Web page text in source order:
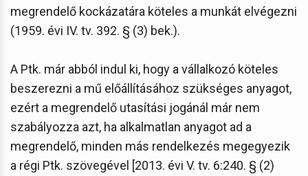
megrendelő kockázatára köteles a munkát elvégezni
(1959. évi IV. tv. 392. § (3) bek.).
A Ptk. már abból indul ki, hogy a vállalkozó köteles
beszerezni a mű előállításához szükséges anyagot,
ezért a megrendelő utasítási jogánál már nem
szabályozza azt, ha alkalmatlan anyagot ad a
megrendelő, minden más rendelkezés megegyezik
a régi Ptk. szövegével [2013. évi V. tv. 6:240. § (2)